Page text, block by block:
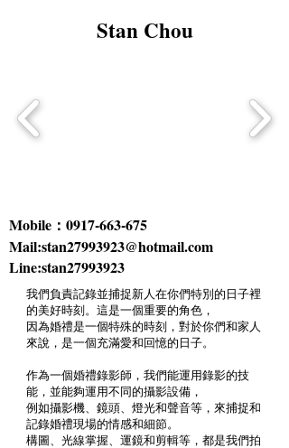
Stan Chou
Mobile：0917-663-675
Mail:stan27993923@hotmail.com
Line:stan27993923
我們負責記錄並捕捉新人在你們特別的日子裡
的美好時刻。這是一個重要的角色，
因為婚禮是一個特殊的時刻，對於你們和家人
來說，是一個充滿愛和回憶的日子。
作為一個婚禮錄影師，我們能運用錄影的技
能，並能夠運用不同的攝影設備，
例如攝影機、鏡頭、燈光和聲音等，來捕捉和
記錄婚禮現場的情感和細節。
構圖、光線掌握、運鏡和剪輯等，都是我們拍